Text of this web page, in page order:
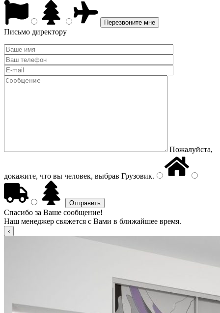
Письмо директору
Пожалуйста,
докажите, что вы человек, выбрав Грузовик.
Спасибо за Ваше сообщение!
Наш менеджер свяжется с Вами в ближайшее время.